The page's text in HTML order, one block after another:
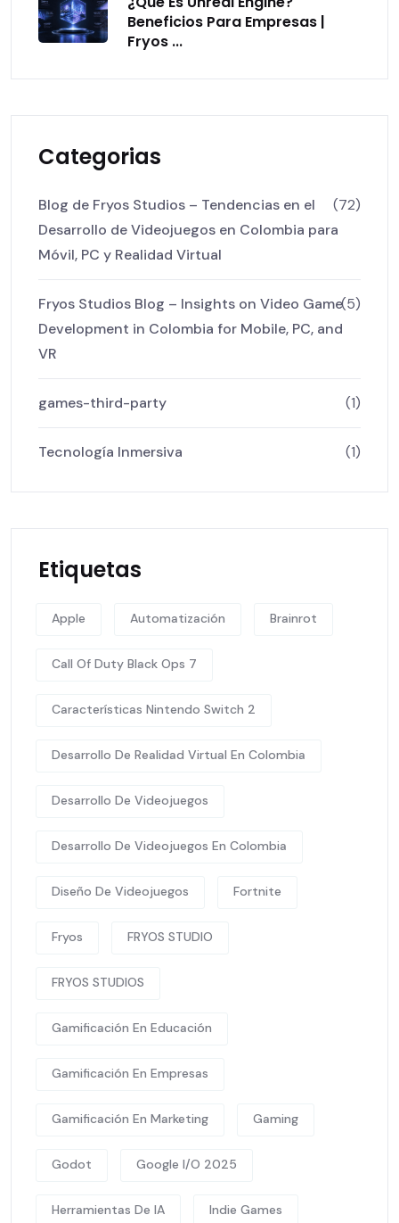
Beneficios Para Empresas |
Fryos ...
Categorias
Blog de Fryos Studios – Tendencias en el
Desarrollo de Videojuegos en Colombia para
Móvil, PC y Realidad Virtual
(72)
Fryos Studios Blog – Insights on Video Game
Development in Colombia for Mobile, PC, and
VR
(5)
games-third-party (1)
Tecnología Inmersiva (1)
Etiquetas
Apple Automatización Brainrot
Call Of Duty Black Ops 7
Características Nintendo Switch 2
Desarrollo De Realidad Virtual En Colombia
Desarrollo De Videojuegos
Desarrollo De Videojuegos En Colombia
Diseño De Videojuegos Fortnite
Fryos FRYOS STUDIO
FRYOS STUDIOS
Gamificación En Educación
Gamificación En Empresas
Gamificación En Marketing Gaming
Godot Google I/O 2025
Herramientas De IA Indie Games